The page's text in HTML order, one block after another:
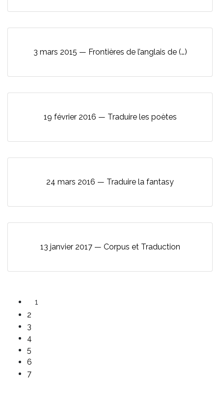
3 mars 2015 — Frontières de l’anglais de (…)
19 février 2016 — Traduire les poètes
24 mars 2016 — Traduire la fantasy
13 janvier 2017 — Corpus et Traduction
1
2
3
4
5
6
7